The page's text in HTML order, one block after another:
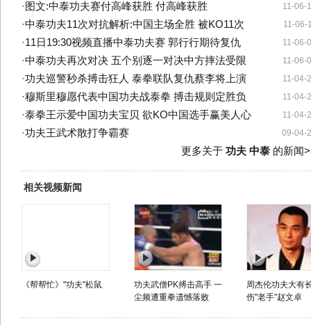
11-06-
· 图文:中泰功夫赛付高峰获胜 付高峰获胜
11-06-
·中泰功夫11次对抗解析:中国主场全胜 被KO11次
11-06-
·11日19:30视频直播中泰功夫赛 郭行行期待复仇
11-06-
·中泰功夫再次对决 五个别逐一对决中方摔法受限
11-04-
·功夫巡警秒杀搏击狂人 泰拳联队复仇蔡李将上演
11-04-
·穆斯里穆愿代表中国功夫战泰拳 搏击规则定胜负
11-04-
·泰拳王示爱中国功夫宝贝 欲KO中国选手赢美人心
09-04-
·功夫王武术散打争霸赛
更多关于 功夫 中泰的新闻
相关视频新闻
《帮帮忙》"功夫"松鼠
功夫武僧PK搏击高手 一
尘频遭重拳遗憾落败
周杰伦功夫大有
伤"老手"赵文卓